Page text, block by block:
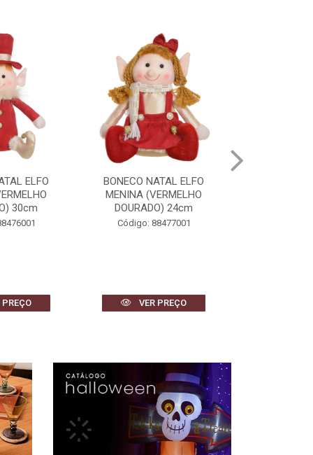
ELFO
30cm
PREÇO
BONECO NATAL ELFO
MENINA (VERMELHO
DOURADO) 24cm
Código: 88477001
VER PREÇO